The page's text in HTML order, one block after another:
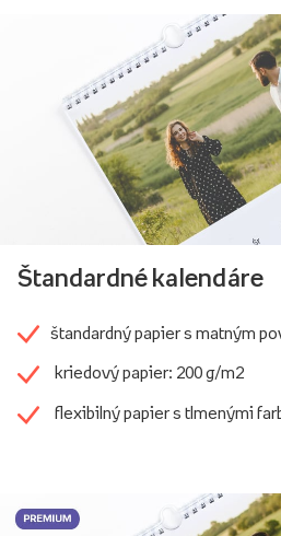
Štandardné kalendáre
štandardný papier s matným
kriedový papier: 200 g/m2
flexibilný papier s tlmenými